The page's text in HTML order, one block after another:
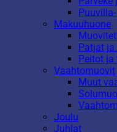
Makuuhuone
Patjat ja
Peitot ja
Vaahtomuovit
Muut
Joulu
Juhlat